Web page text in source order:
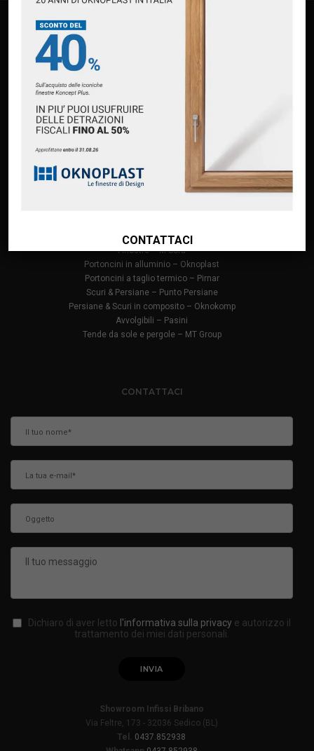
Premium Partner Oknoplast
Finanziamento Oknoplast
Finestre in alluminio – Oknoplast
Finestre – M Sora
Portoncini in alluminio – Oknoplast
Portoncini a taglio termico – Pirnar
Scuri & Persiane – Punto Persiane
Persiane & Scuri in composito – Oknokomp
Avvolgibili – Pasini
Tende da sole e pergole – MT Group
CONTATTACI
Dichiaro di aver letto l'informativa sulla privacy e autorizzo il
trattamento dei miei dati personali.
Showroom Infissi Bribano
Via Feltre, 173 - 32036 Sedico (BL)
Tel. 0437.852938
CONTATTACI